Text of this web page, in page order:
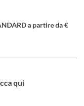
a partire da €
qui